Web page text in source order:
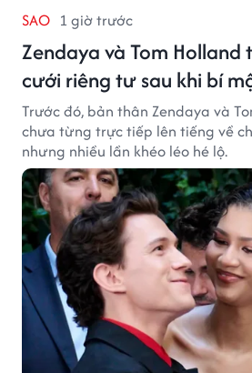
SAO 1 giờ trước
Zendaya và Tom Holland
cưới riêng tư sau khi bí
Trước đó, bản thân Zendaya và
chưa từng trực tiếp lên tiếng về
nhưng nhiều lần khéo léo hé lộ.